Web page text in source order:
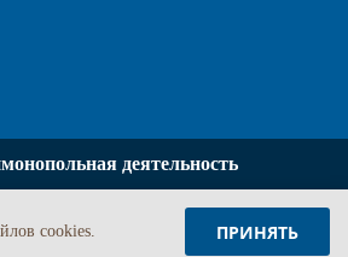
деятельность
cookies. ПРИНЯТЬ